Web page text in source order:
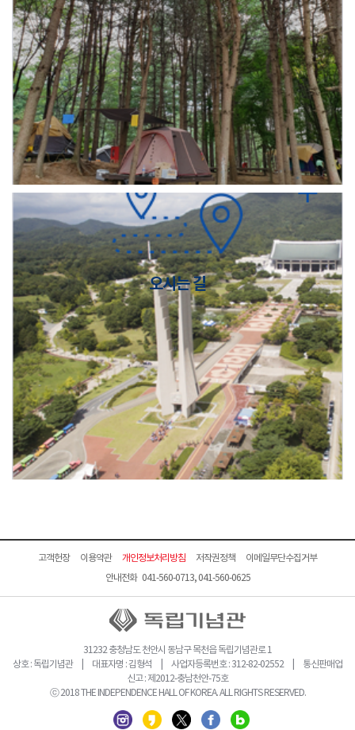
오시는 길
고객헌장 이용약관 개인정보처리방침 저작권정책
이메일무단수집거부
안내전화 041-560-0713, 041-560-0625
31232 충청남도 천안시 동남구 목천읍 독립기념관로 1
상호 : 독립기념관 | 대표자명 : 김형석 | 사업자등록번호 : 312-82-02552 | 통신판매업
신고 : 제2012-충남천안-75호
ⓒ 2018 THE INDEPENDENCE HALL OF KOREA. ALL RIGHTS RESERVED.